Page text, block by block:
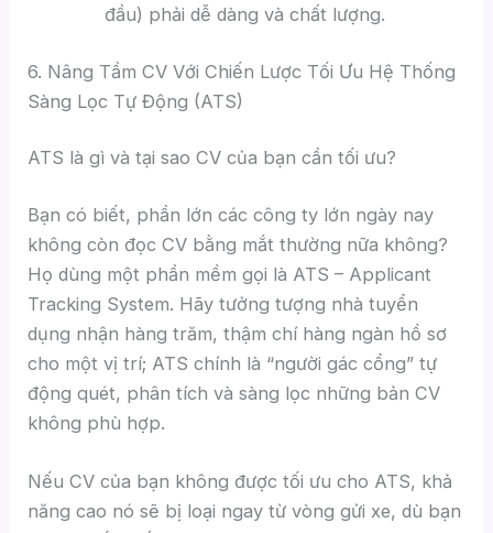
đầu) phải dễ dàng và chất lượng.
6. Nâng Tầm CV Với Chiến Lược Tối Ưu Hệ Thống
Sàng Lọc Tự Động (ATS)
ATS là gì và tại sao CV của bạn cần tối ưu?
Bạn có biết, phần lớn các công ty lớn ngày nay
không còn đọc CV bằng mắt thường nữa không?
Họ dùng một phần mềm gọi là ATS – Applicant
Tracking System. Hãy tưởng tượng nhà tuyển
dụng nhận hàng trăm, thậm chí hàng ngàn hồ sơ
cho một vị trí; ATS chính là “người gác cổng” tự
động quét, phân tích và sàng lọc những bản CV
không phù hợp.
Nếu CV của bạn không được tối ưu cho ATS, khả
năng cao nó sẽ bị loại ngay từ vòng gửi xe, dù bạn